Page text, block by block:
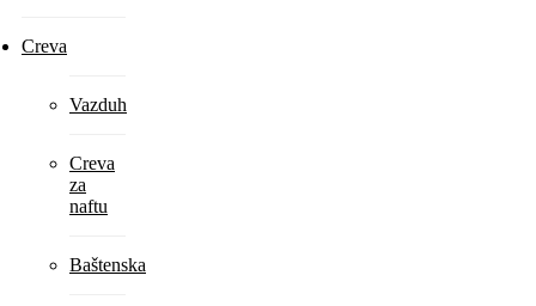
Creva
Vazduh
Creva
za
naftu
Baštenska